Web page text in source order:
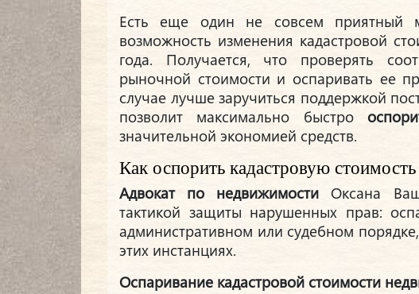
Есть еще один не совсем приятный
возможность изменения кадастровой
года. Получается, что проверять
рыночной стоимости и оспаривать ее
случае лучше заручиться поддержкой
позволит максимально быстро
значительной экономией средств.
Как оспорить кадастровую
Адвокат по недвижимости Оксана
тактикой защиты нарушенных прав:
административном или судебном
этих инстанциях.
Оспаривание кадастровой стоимости